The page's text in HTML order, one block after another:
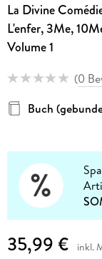
La Divine
L'enfer, 3Me,
Volume 1
(0
Buch
35,99 € inkl.